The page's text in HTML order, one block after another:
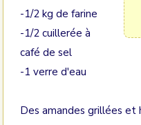
-1/2 kg de farine
-1/2 cuillerée à
café de sel
-1 verre d'eau
Des amandes grillées et